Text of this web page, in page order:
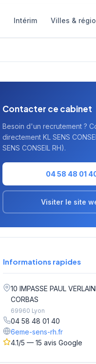
Intérim Villes &
Contacter ce cabinet
Besoin d'un recrutement ?
directement KL SENS
SENS CONSEIL RH).
04 58 48 01
Visiter le site
Informations rapides
10 IMPASSE PAUL
CORBAS
69960 Lyon
04 58 48 01 40
6eme-sens-rh.fr
4.1/5 — 15 avis Google